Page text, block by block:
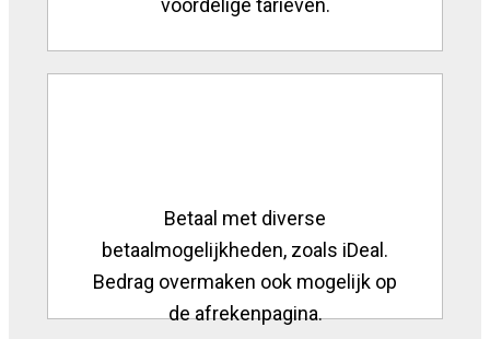
voordelige tarieven.
Betaal met diverse
betaalmogelijkheden, zoals iDeal.
Bedrag overmaken ook mogelijk op
de afrekenpagina.